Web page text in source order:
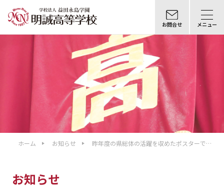
お問合せ メニュー
ホーム お知らせ
昨年度の県総体の活躍を収めたポスターで
お知らせ